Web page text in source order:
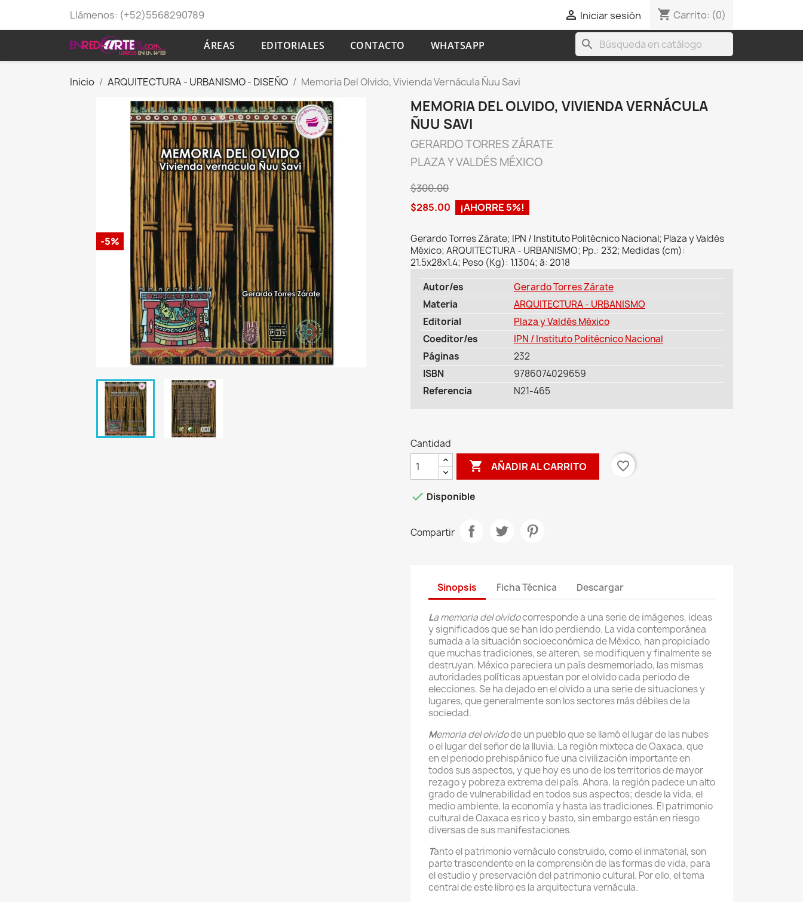
Llámenos: (+52)5568290789  Iniciar sesión shopping_cart Carrito: (0)
ÁREAS EDITORIALES CONTACTO WHATSAPP search
Inicio ARQUITECTURA - URBANISMO - DISEÑO Memoria Del Olvido, Vivienda Vernácula Ñuu Savi
-5%
MEMORIA DEL OLVIDO, VIVIENDA VERNÁCULA
ÑUU SAVI
GERARDO TORRES ZÁRATE
PLAZA Y VALDÉS MÉXICO
$300.00
$285.00
¡AHORRE 5%!
Gerardo Torres Zárate; IPN / Instituto Politécnico Nacional; Plaza y Valdés
México; ARQUITECTURA - URBANISMO; Pp.: 232; Medidas (cm):
21.5x28x1.4; Peso (Kg): 1.1304; â: 2018
Autor/es
Gerardo Torres Zárate
Materia
ARQUITECTURA - URBANISMO
Editorial
Plaza y Valdés México
Coeditor/es
IPN / Instituto Politécnico Nacional
Páginas
232
ISBN
9786074029659
Referencia
N21-465
Cantidad
 AÑADIR AL CARRITO favorite_border
 Disponible
Compartir
Sinopsis Ficha Técnica Descargar
La memoria del olvidocorresponde a una serie de imágenes, ideas
y significados que se han ido perdiendo. La vida contemporánea
sumada a la situación socioeconómica de México, han propiciado
que muchas tradiciones, se alteren, se modifiquen y finalmente se
destruyan. México pareciera un país desmemoriado, las mismas
autoridades políticas apuestan por el olvido cada periodo de
elecciones. Se ha dejado en el olvido a una serie de situaciones y
lugares, que generalmente son los sectores más débiles de la
sociedad.
Memoria del olvidode un pueblo que se llamó el lugar de las nubes
o el lugar del señor de la lluvia. La región mixteca de Oaxaca, que
en el periodo prehispánico fue una civilización importante en
todos sus aspectos, y que hoy es uno de los territorios de mayor
rezago y pobreza extrema del país. Ahora, la región padece un alto
grado de vulnerabilidad en todos sus aspectos; desde la vida, el
medio ambiente, la economía y hasta las tradiciones. El patrimonio
cultural de Oaxaca es rico y basto, sin embargo están en riesgo
diversas de sus manifestaciones.
Tanto el patrimonio vernáculo construido, como el inmaterial, son
parte trascendente en la comprensión de las formas de vida, para
el estudio y preservación del patrimonio cultural. Por ello, el tema
central de este libro es la arquitectura vernácula.